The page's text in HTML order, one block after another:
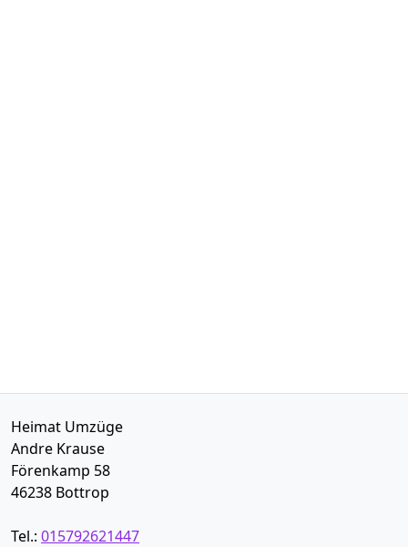
Heimat Umzüge
Andre Krause
Förenkamp 58
46238 Bottrop
Tel.: 015792621447